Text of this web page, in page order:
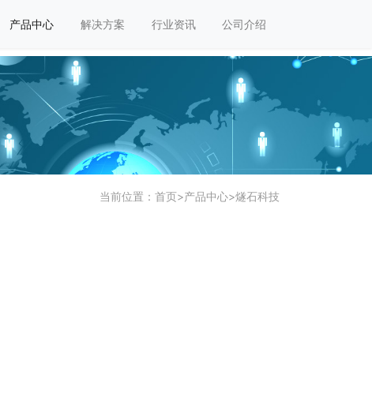
产品中心 解决方案 行业资讯 公司介绍
当前位置： 首页>产品中心>燧石科技